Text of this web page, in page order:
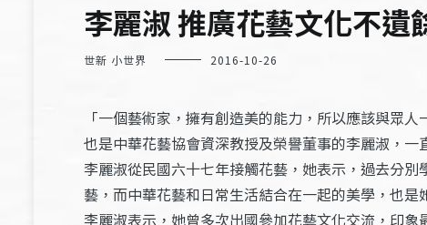
李麗淑 推廣花藝文化不遺
世新 小世界 2016-10-26
「一個藝術家，擁有創造美的能力，所以應該與眾
也是中華花藝協會資深教授及榮譽董事的李麗淑，
李麗淑從民國六十七年接觸花藝，她表示，過去分
藝，而中華花藝和日常生活結合在一起的美學，也是
李麗淑表示，她曾多次出國參加花藝文化交流，印